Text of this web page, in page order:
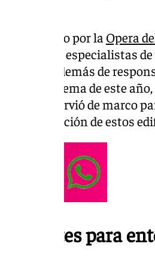
organizado por la Opera
Congregó a especialistas
países, además de
El lema de este
sirvió de marco
y preservación de estos
visitantes para